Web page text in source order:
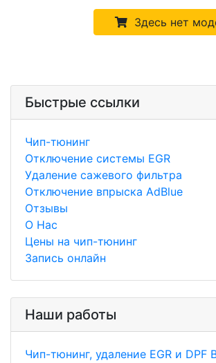
Здесь нет
Быстрые ссылки
Чип-тюнинг
Отключение системы EGR
Удаление сажевого фильтра
Отключение впрыска AdBlue
Отзывы
О Нас
Цены на чип-тюнинг
Запись онлайн
Наши работы
Чип-тюнинг, удаление EGR и DPF